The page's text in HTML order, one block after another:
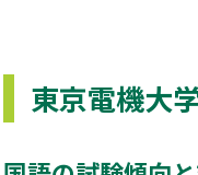
東京電機大